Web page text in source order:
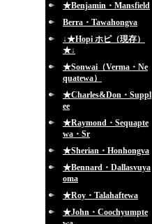
★Benjamin・Mansfield
Berra・Tawahongva
↓★Hopi ホピ（現存）
★↓
★Sonwai（Verma・Ne
quatewa）
★Charles&Don・Suppl
ee
★Raymond・Sequapte
wa・Sr
★Sherian・Honhongva
★Bennard・Dallasvuya
oma
★Roy・Talahaftewa
★John・Coochyumpte